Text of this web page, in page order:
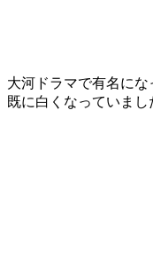
大河ドラマで有名に
既に白くなっていまし